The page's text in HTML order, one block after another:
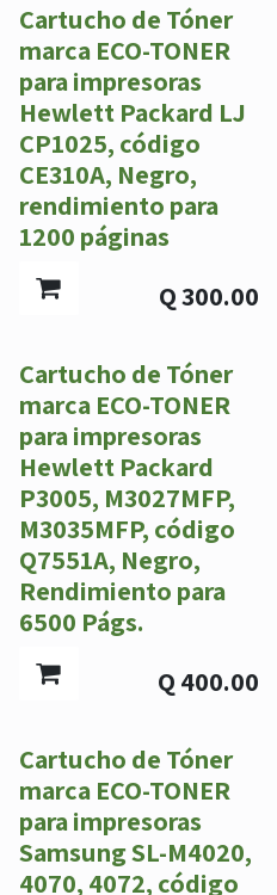
Cartucho de Tóner
marca ECO-TONER
para impresoras
Hewlett Packard LJ
CP1025, código
CE310A, Negro,
rendimiento para
1200 páginas
Q300.00
Cartucho de Tóner
marca ECO-TONER
para impresoras
Hewlett Packard
P3005, M3027MFP,
M3035MFP, código
Q7551A, Negro,
Rendimiento para
6500 Págs.
Q 400.00
Cartucho de Tóner
marca ECO-TONER
para impresoras
Samsung SL-M4020,
4070, 4072, código